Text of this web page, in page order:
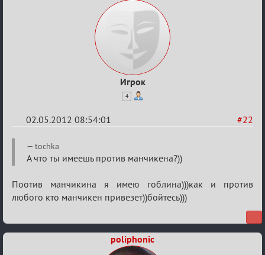
Игрок
4
#22
02.05.2012 08:54:01
Re:
План
(дополнения
приветствуются)
tochka
А что ты имеешь против манчикена?))
Поотив манчикина я имею гоблина)))как и против
любого кто манчикен привезет))бойтесь)))
poliphonic